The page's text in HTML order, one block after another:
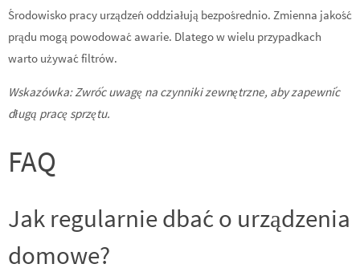
Środowisko pracy urządzeń oddziałują bezpośrednio. Zmienna jakość
prądu mogą powodować awarie. Dlatego w wielu przypadkach
warto używać filtrów.
Wskazówka: Zwróć uwagę na czynniki zewnętrzne, aby zapewnić
długą pracę sprzętu.
FAQ
Jak regularnie dbać o urządzenia
domowe?